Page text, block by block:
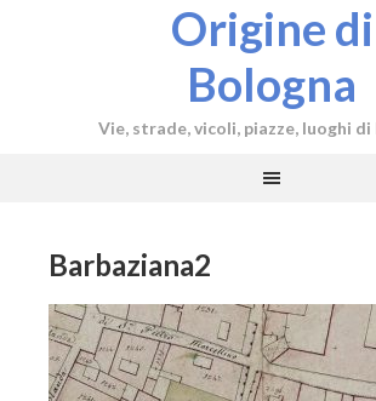
Origine di
Bologna
Vie, strade, vicoli, piazze, luoghi di
Barbaziana2